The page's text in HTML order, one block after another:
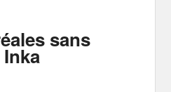
sans